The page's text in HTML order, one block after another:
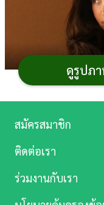
ดูรูปภ
บันเทิง
ดู
Music
สมัครสมาชิก
ติดต่อเรา
ร่วมงานกับเรา